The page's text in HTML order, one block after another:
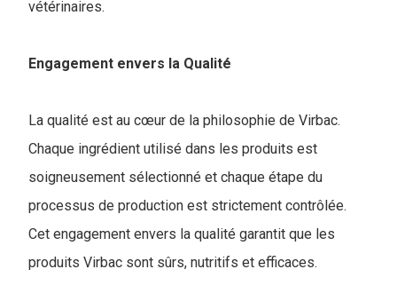
vétérinaires.
Engagement envers la Qualité
La qualité est au cœur de la philosophie de Virbac.
Chaque ingrédient utilisé dans les produits est
soigneusement sélectionné et chaque étape du
processus de production est strictement contrôlée.
Cet engagement envers la qualité garantit que les
produits Virbac sont sûrs, nutritifs et efficaces.